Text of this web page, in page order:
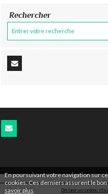
En poursuivant votre navigation sur
cookies. Ces derniers assurent le
savoir plus
Rechercher
Déclarer un contenu